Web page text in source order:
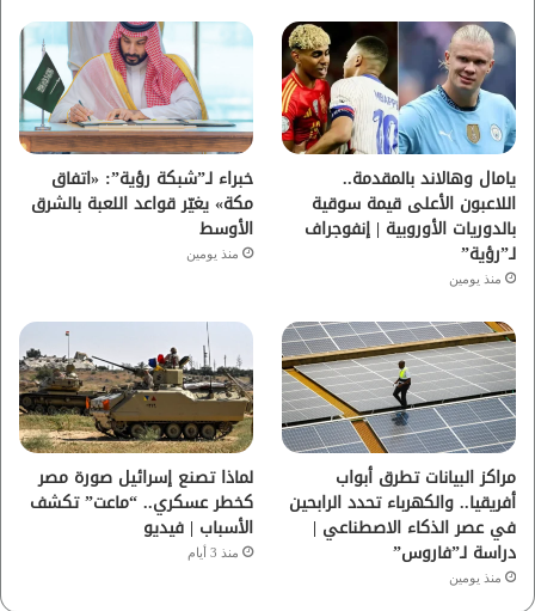
ب
و
ك
ي
ب
ت
ق
ر
ا
م
يامال وهالاند بالمقدمة..
اللاعبون الأعلى قيمة سوقية
بالدوريات الأوروبية | إنفوجراف
لـ”رؤية”
منذ يومين
خبراء لـ”شبكة رؤية”: «اتفاق
مكة» يغيّر قواعد اللعبة بالشرق
الأوسط
منذ يومين
مراكز البيانات تطرق أبواب
أفريقيا.. والكهرباء تحدد الرابحين
في عصر الذكاء الاصطناعي |
دراسة لـ”فاروس”
منذ يومين
لماذا تصنع إسرائيل صورة مصر
كخطر عسكري.. “ماعت” تكشف
الأسباب | فيديو
منذ 3 أيام